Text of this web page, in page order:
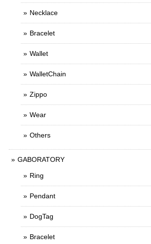
Necklace
Bracelet
Wallet
WalletChain
Zippo
Wear
Others
GABORATORY
Ring
Pendant
DogTag
Bracelet